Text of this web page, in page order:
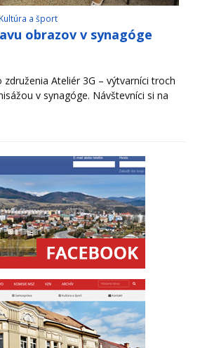
Kultúra a šport
obrazov v synagóge
združenia Ateliér 3G – výtvarníci troch
v synagóge. Návštevníci si na